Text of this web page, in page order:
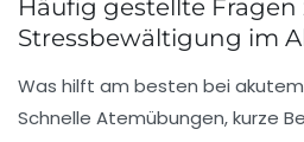
Häufig gestellte Fragen
Stressbewältigung im
Was hilft am besten bei
Schnelle Atemübungen, kurze